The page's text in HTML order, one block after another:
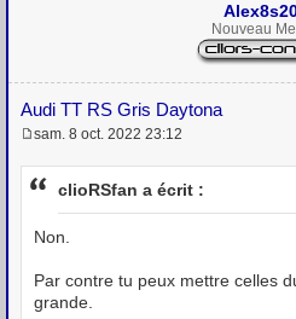
Nouveau
Audi TT RS Gris Daytona
e
s
g
sam. 8 oct. 2022 23:12
clioRSfan a écrit :
Non.
Par contre tu peux mettre celles
grande.